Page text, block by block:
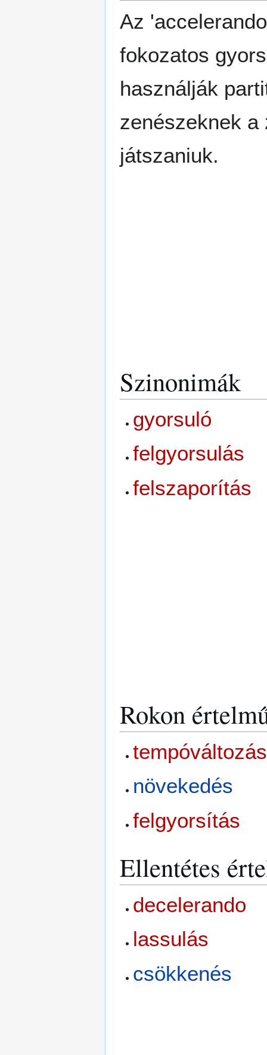
Az
fokozatos
használják
zenészeknek a
játszaniuk.
Szinonimák
gyorsuló
felgyorsulás
felszaporítás
Rokon
tempóváltozás
növekedés
felgyorsítás
Ellentétes
decelerando
lassulás
csökkenés